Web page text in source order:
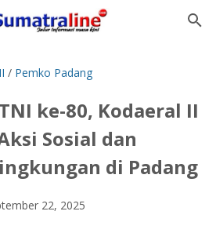
/ Pemko Padang
ke-80, Kodaeral II
Sosial dan
di Padang
22, 2025